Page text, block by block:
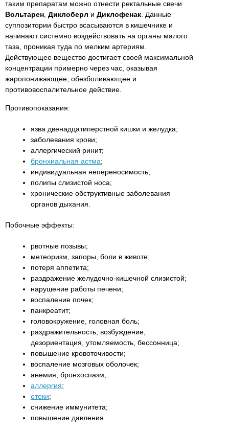
таким препаратам можно отнести ректальные свечи
Вольтарен Диклоберл и Диклофенак . Данные
суппозитории быстро всасываются в кишечнике и
начинают системно воздействовать на органы малого
таза, проникая туда по мелким артериям.
Действующее вещество достигает своей максимальной
концентрации примерно через час, оказывая
жаропонижающее, обезболивающее и
противовоспалительное действие.
Противопоказания:
язва двенадцатиперстной кишки и желудка;
заболевания крови;
аллергический ринит;
бронхиальная астма;
индивидуальная непереносимость;
полипы слизистой носа;
хронические обструктивные заболевания
органов дыхания.
Побочные эффекты:
рвотные позывы;
метеоризм, запоры, боли в животе;
потеря аппетита;
раздражение желудочно-кишечной слизистой;
нарушение работы печени;
воспаление почек;
панкреатит;
головокружение, головная боль;
раздражительность, возбуждение,
дезориентация, утомляемость, бессонница;
повышение кровоточивости;
воспаление мозговых оболочек;
анемия, бронхоспазм;
аллергия;
отеки;
снижение иммунитета;
повышение давления.